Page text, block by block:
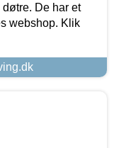
De har et
webshop. Klik